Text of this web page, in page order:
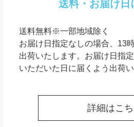
送料・お届け日
送料無料※一部地域除く
お届け日指定なしの場合、13
出荷いたします。お届け日指
いただいた日に届くよう出荷い
詳細はこち